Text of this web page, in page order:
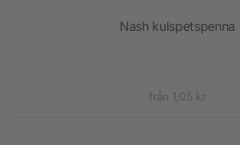
Nash kulspetspenna
från 1,05 kr